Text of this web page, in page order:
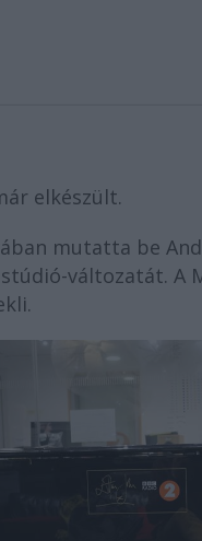
elkészült.
mutatta be
változatát. A